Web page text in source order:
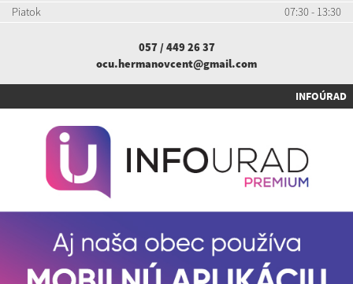
Piatok
07:30 - 13:30
057 / 449 26 37
ocu.hermanovcent@gmail.com
INFOÚRAD